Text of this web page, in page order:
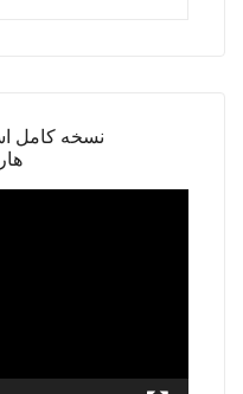
نسخه کامل